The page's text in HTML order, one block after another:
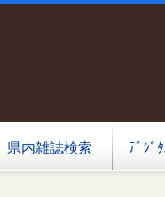
県内雑誌検索 ﾃﾞｼﾞ